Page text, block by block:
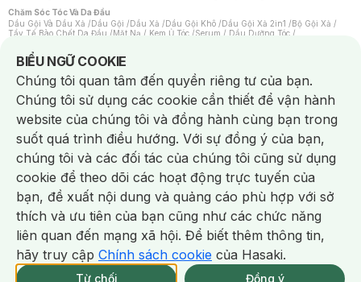
Giao Nhanh Miễn Phí 2H.
tại 339 Chi Nhánh (Trễ tặng 100K)
Chăm Sóc Tóc Và Da Đầu
Dầu Gội Và Dầu Xả /Dầu Gội /Dầu Xả /Dầu Gội Khô /Dầu Gội Xả 2in1 /Bộ Gội Xả /
Tẩy Tế Bào Chết Da Đầu /Mặt Nạ / Kem Ủ Tóc /Serum / Dầu Dưỡng Tóc /
Máy Sấy Tóc
Lược
Kem Tẩy Lông/Dụng Cụ Tẩy Lông
Nước Hoa
Nước Hoa Nam Nước Hoa Cao Cấp Xịt Thơm Toàn Thân
Nước Hoa Vùng Kín
Chăm Sóc Cá Nhân
Chống Muỗi
Khẩu Trang Máy Massage Mặt Nạ Xông Hơi/Nước Rửa Tay
Sản Phẩm Chăm Sóc Khác/ Bàn Chải Đánh Răng /Bàn Chải Điện/
Hỗ Trợ Trắng Răng / Kem Đánh Răng Máy Tăm Nước Nước Súc Miệng
Tăm / Chỉ Nha Khoa /Xịt Thơm Miệng / Dung Dịch Vệ Sinh/Dưỡng Vùng Kín/
Khăn Ướt Vệ Sinh Vùng Kín
/Băng Vệ Sinh Tampon Bọt Cạo Râu Dao Cạo Râu/
Máy Cạo Râu
Vấn Đề Về Da
Da Dầu / Lỗ Chân Lông To
Da Khô / Mất Nước /Da Lão Hóa / Da Mụn/
Da Nhạy Cảm / Kích Ứng/Da Xỉn Màu/Thâm / Nám / Tàn Nhang/
Quầng Thâm & Bọng Mắt/ Sẹo
Viêm Da Cơ Địa
Dụng Cụ / Phụ Kiện Chăm Sóc Da
/Khăn Lau Mặt Khô Dụng Cụ / Máy Rửa Mặt/Máy Chăm Sóc Da
BIỂU NGỮ COOKIE
Notice about cookies usage
Chúng tôi quan tâm đến quyền riêng tư của bạn.
Chúng tôi sử dụng các cookie cần thiết để vận hành
website của chúng tôi và đồng hành cùng bạn trong
suốt quá trình điều hướng. Với sự đồng ý của bạn,
chúng tôi và các đối tác của chúng tôi cũng sử dụng
cookie để theo dõi các hoạt động trực tuyến của
bạn, đề xuất nội dung và quảng cáo phù hợp với sở
thích và ưu tiên của bạn cũng như các chức năng
liên quan đến mạng xã hội. Để biết thêm thông tin,
hãy truy cập Chính sách cookie của Hasaki.
Từ chối Đồng ý